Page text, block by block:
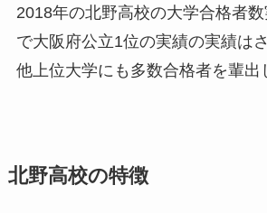
2018年の北野高校の大学合格者
で大阪府公立1位の実績の実績は
他上位大学にも多数合格者を輩出
北野高校の特徴